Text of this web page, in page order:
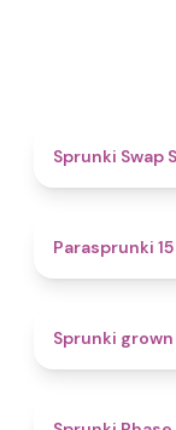
Sprunki Swap
Parasprunki 15
Sprunki